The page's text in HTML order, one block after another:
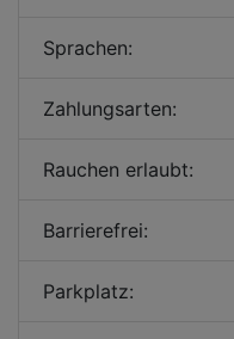
Sprachen:
Zahlungsarten:
Rauchen erlaubt:
Barrierefrei:
Parkplatz: